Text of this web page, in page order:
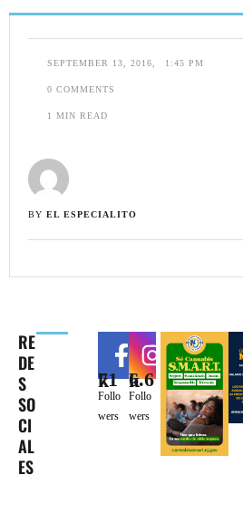
SEPTEMBER 13, 2016 1:45 PM
0 COMMENTS
1 MIN READ
BY EL ESPECIALITO
RE
DE
S
SO
CI
AL
ES
71k
Follo
wers
6.6k
Follo
wers